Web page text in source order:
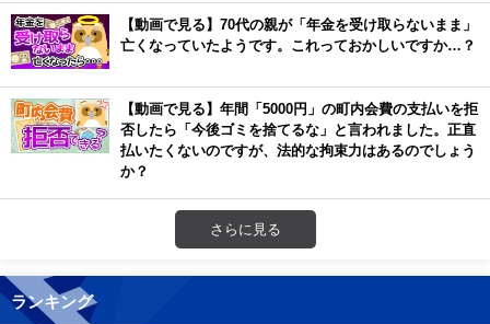
【動画で見る】70代の親が「年金を受け取らないまま」
亡くなっていたようです。これっておかしいですか…？
【動画で見る】年間「5000円」の町内会費の支払いを拒
否したら「今後ゴミを捨てるな」と言われました。正直
払いたくないのですが、法的な拘束力はあるのでしょう
か？
さらに見る
ランキング